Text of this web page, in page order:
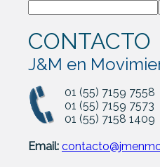
CONTACTO
J&M en
01 (55) 7159 7558
01 (55) 7159 7573
01 (55) 7158 1409
Email: